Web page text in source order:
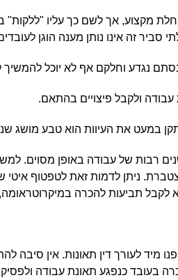
מקצוע, אך לשם כך עליו
נגדע וחלקם אף לא יוכל להמשיך
ולקבל פיצויים בהתאם.
במעט את העיוות הוא טבע מושג
רבות של עבודה באופן מסוים.
ניתן לדמות זאת לטפטוף
תביעות להכרה במיקרוטראומה,
מיד לעורך דין תאונות. אין סיבה
בעובד כנפגע תאונת עבודה